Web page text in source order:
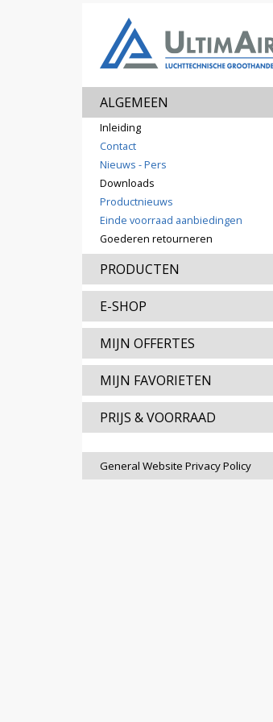
ALGEMEEN
Inleiding
Contact
Nieuws - Pers
Downloads
Productnieuws
Einde voorraad aanbiedingen
Goederen retourneren
PRODUCTEN
E-SHOP
MIJN OFFERTES
MIJN FAVORIETEN
PRIJS & VOORRAAD
General Website Privacy Policy